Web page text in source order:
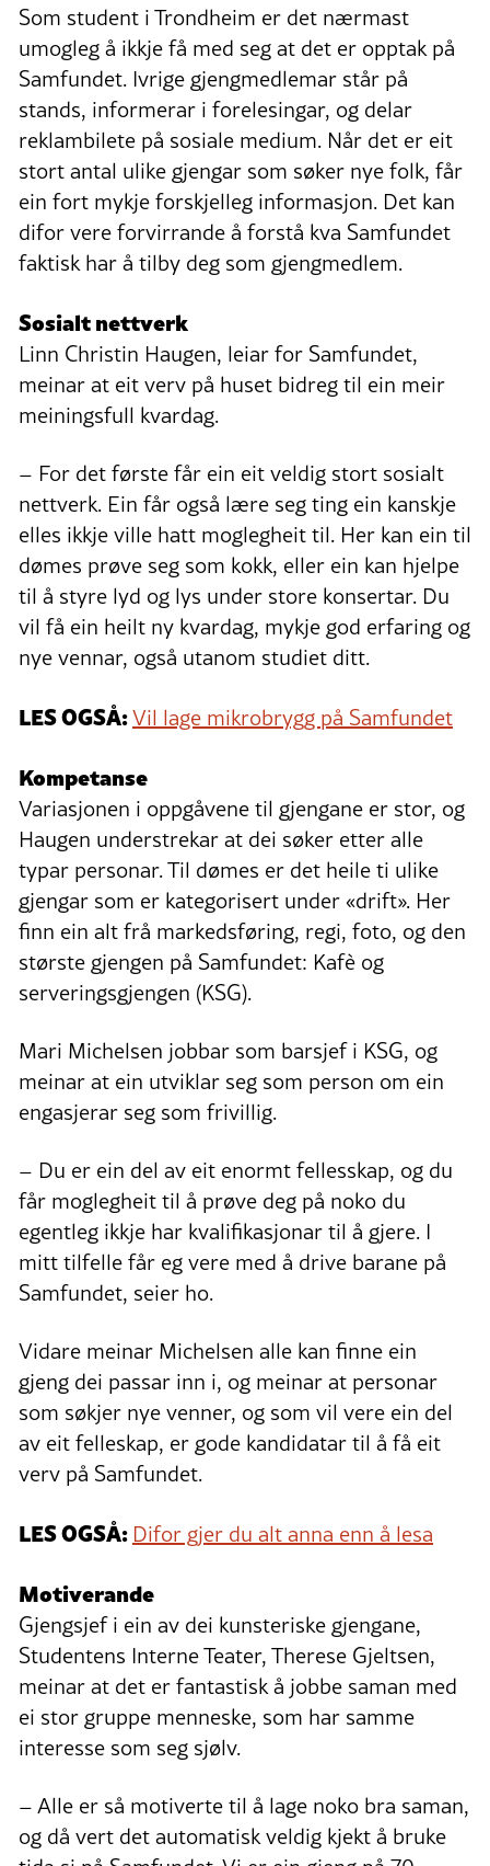
Som student i Trondheim er det nærmast
umogleg å ikkje få med seg at det er opptak på
Samfundet. Ivrige gjengmedlemar står på
stands, informerar i forelesingar, og delar
reklambilete på sosiale medium. Når det er eit
stort antal ulike gjengar som søker nye folk, får
ein fort mykje forskjelleg informasjon. Det kan
difor vere forvirrande å forstå kva Samfundet
faktisk har å tilby deg som gjengmedlem.
Sosialt nettverk
Linn Christin Haugen, leiar for Samfundet,
meinar at eit verv på huset bidreg til ein meir
meiningsfull kvardag.
– For det første får ein eit veldig stort sosialt
nettverk. Ein får også lære seg ting ein kanskje
elles ikkje ville hatt moglegheit til. Her kan ein til
dømes prøve seg som kokk, eller ein kan hjelpe
til å styre lyd og lys under store konsertar. Du
vil få ein heilt ny kvardag, mykje god erfaring og
nye vennar, også utanom studiet ditt.
LES OGSÅ:Vil lage mikrobrygg på Samfundet
Kompetanse
Variasjonen i oppgåvene til gjengane er stor, og
Haugen understrekar at dei søker etter alle
typar personar. Til dømes er det heile ti ulike
gjengar som er kategorisert under «drift». Her
finn ein alt frå markedsføring, regi, foto, og den
største gjengen på Samfundet: Kafè og
serveringsgjengen (KSG).
Mari Michelsen jobbar som barsjef i KSG, og
meinar at ein utviklar seg som person om ein
engasjerar seg som frivillig.
– Du er ein del av eit enormt fellesskap, og du
får moglegheit til å prøve deg på noko du
egentleg ikkje har kvalifikasjonar til å gjere. I
mitt tilfelle får eg vere med å drive barane på
Samfundet, seier ho.
Vidare meinar Michelsen alle kan finne ein
gjeng dei passar inn i, og meinar at personar
som søkjer nye venner, og som vil vere ein del
av eit felleskap, er gode kandidatar til å få eit
verv på Samfundet.
LES OGSÅ: Difor gjer du alt anna enn å lesa
Motiverande
Gjengsjef i ein av dei kunsteriske gjengane,
Studentens Interne Teater, Therese Gjeltsen,
meinar at det er fantastisk å jobbe saman med
ei stor gruppe menneske, som har samme
interesse som seg sjølv.
– Alle er så motiverte til å lage noko bra saman,
og då vert det automatisk veldig kjekt å bruke